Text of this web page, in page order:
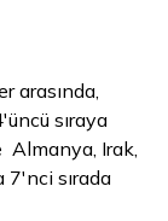
arasında,
sıraya
Almanya, Irak,
7'nci sırada